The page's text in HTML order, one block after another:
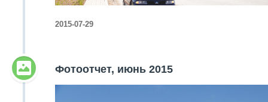
2015-07-29
Фотоотчет, июнь 2015